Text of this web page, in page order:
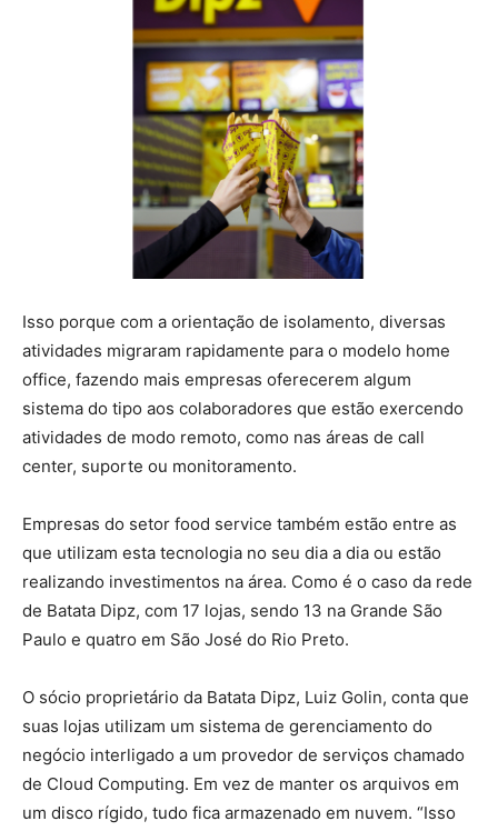
Isso porque com a orientação de isolamento, diversas
atividades migraram rapidamente para o modelo home
office, fazendo mais empresas oferecerem algum
sistema do tipo aos colaboradores que estão exercendo
atividades de modo remoto, como nas áreas de call
center, suporte ou monitoramento.
Empresas do setor food service também estão entre as
que utilizam esta tecnologia no seu dia a dia ou estão
realizando investimentos na área. Como é o caso da rede
de Batata Dipz, com 17 lojas, sendo 13 na Grande São
Paulo e quatro em São José do Rio Preto.
O sócio proprietário da Batata Dipz, Luiz Golin, conta que
suas lojas utilizam um sistema de gerenciamento do
negócio interligado a um provedor de serviços chamado
de Cloud Computing. Em vez de manter os arquivos em
um disco rígido, tudo fica armazenado em nuvem. “Isso